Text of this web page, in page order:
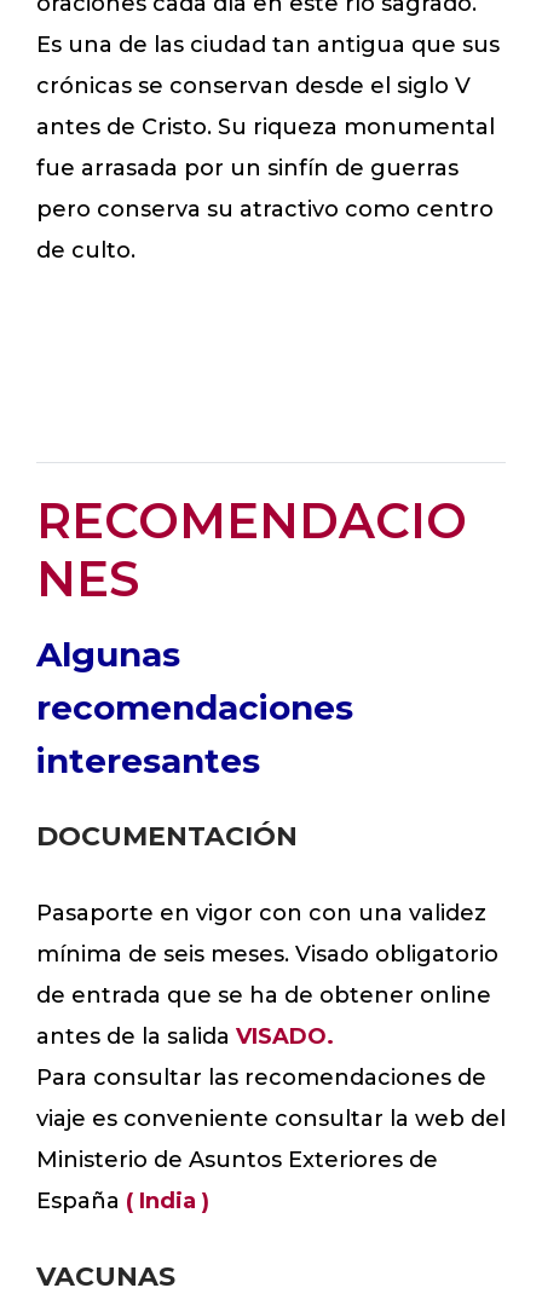
Es una de las ciudad tan antigua que sus
crónicas se conservan desde el siglo V
antes de Cristo. Su riqueza monumental
fue arrasada por un sinfín de guerras
pero conserva su atractivo como centro
de culto.
RECOMENDACIO
NES
Algunas
recomendaciones
interesantes
DOCUMENTACIÓN
Pasaporte en vigor con con una validez
mínima de seis meses. Visado obligatorio
de entrada que se ha de obtener online
antes de la salida VISADO.
Para consultar las recomendaciones de
viaje es conveniente consultar la web del
Ministerio de Asuntos Exteriores de
España ( India )
VACUNAS